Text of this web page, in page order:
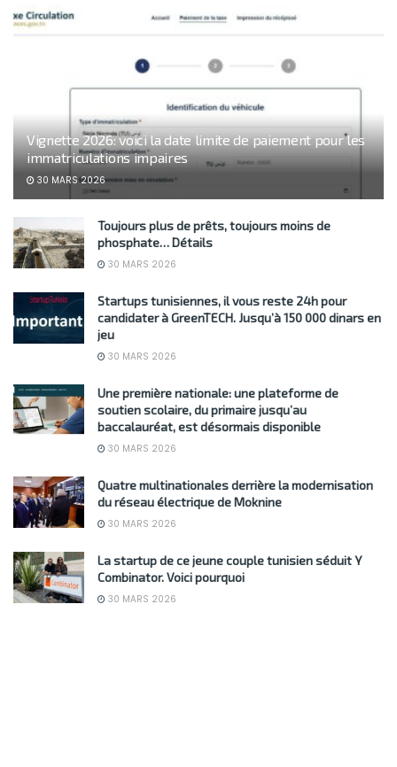
Vignette 2026: voici la date limite de paiement pour les
immatriculations impaires
30 MARS 2026
Toujours plus de prêts, toujours moins de
phosphate… Détails
30 MARS 2026
Startups tunisiennes, il vous reste 24h pour
candidater à GreenTECH. Jusqu’à 150 000 dinars en
jeu
30 MARS 2026
Une première nationale: une plateforme de
soutien scolaire, du primaire jusqu’au
baccalauréat, est désormais disponible
30 MARS 2026
Quatre multinationales derrière la modernisation
du réseau électrique de Moknine
30 MARS 2026
La startup de ce jeune couple tunisien séduit Y
Combinator. Voici pourquoi
30 MARS 2026